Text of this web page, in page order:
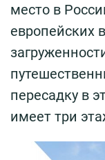
место в
европейских
пересадку в
имеет три